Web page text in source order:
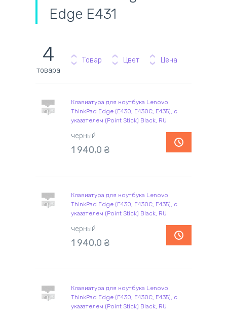
Edge E431
4
товара
Товар Цвет Цена
Клавиатура для ноутбука Lenovo
ThinkPad Edge (E430, E430C, E435), с
указателем (Point Stick) Black, RU
черный
1 940,0 ₴
Клавиатура для ноутбука Lenovo
ThinkPad Edge (E430, E430C, E435), с
указателем (Point Stick) Black, RU
черный
1 940,0 ₴
Клавиатура для ноутбука Lenovo
ThinkPad Edge (E430, E430C, E435), с
указателем (Point Stick) Black, RU